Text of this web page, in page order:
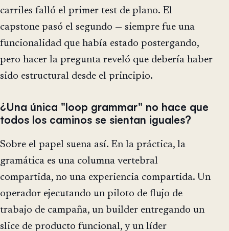
carriles falló el primer test de plano. El
capstone pasó el segundo — siempre fue una
funcionalidad que había estado postergando,
pero hacer la pregunta reveló que debería haber
sido estructural desde el principio.
¿Una única "loop grammar" no hace que
todos los caminos se sientan iguales?
Sobre el papel suena así. En la práctica, la
gramática es una columna vertebral
compartida, no una experiencia compartida. Un
operador ejecutando un piloto de flujo de
trabajo de campaña, un builder entregando un
slice de producto funcional, y un líder